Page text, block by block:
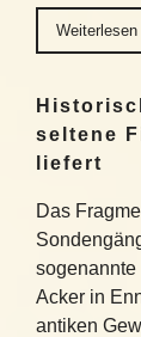
Weiterlesen
seltene
liefert
Das
Acker in
antiken